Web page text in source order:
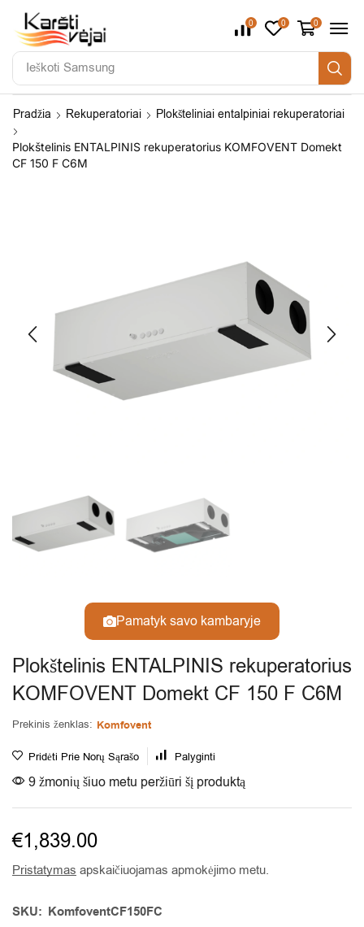
Ieškoti Samsung
0 0 0
Pradžia Rekuperatoriai Plokšteliniai entalpiniai rekuperatoriai
Plokštelinis ENTALPINIS rekuperatorius KOMFOVENT Domekt
CF 150 F C6M
Pamatyk savo kambaryje
Plokštelinis ENTALPINIS rekuperatorius
KOMFOVENT Domekt CF 150 F C6M
Prekinis ženklas: Komfovent
Pridėti Prie Norų Sąrašo Palyginti
9 žmonių šiuo metu peržiūri šį produktą
€1,839.00
Pristatymas apskaičiuojamas apmokėjimo metu.
SKU: KomfoventCF150FC